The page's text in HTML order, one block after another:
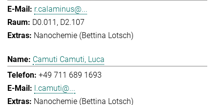
r.calaminus@...
D0.011, D2.107
Nanochemie (Bettina Lotsch)
Camuti Camuti, Luca
+49 711 689 1693
l.camuti@...
Nanochemie (Bettina Lotsch)